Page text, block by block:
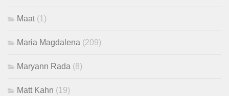
Maat (1)
Maria Magdalena (209)
Maryann Rada (8)
Matt Kahn (19)